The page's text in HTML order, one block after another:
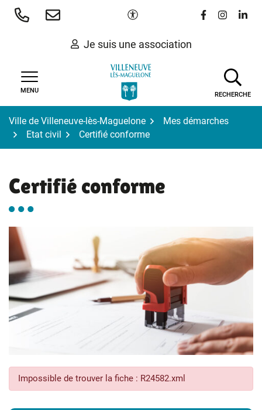
Aller
Paramètres d'accessibilité
Lien vers le
Lien vers
Lien
Je suis une association
MENU
RECHERCHE
Ville de Villeneuve-lès-Maguelone
Mes démarches
Etat civil
Certifié conforme
Certifié conforme
Impossible de trouver la fiche : R24582.xml